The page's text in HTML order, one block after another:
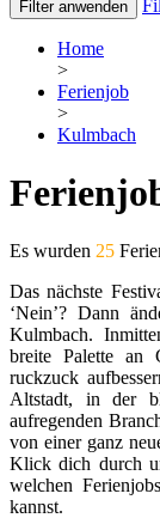
Filter anwenden
Home
>
Ferienjob
>
Kulmbach
Es wurden 25
Das nächste
‘Nein’? Dann
Kulmbach.
breite Palette an
ruckzuck
Altstadt, in der
aufregenden
von einer ganz
Klick dich durch
welchen
kannst.